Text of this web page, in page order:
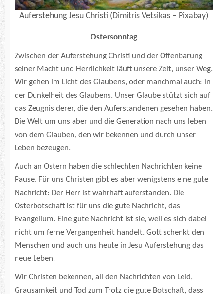
Auferstehung Jesu Christi (Dimitris Vetsikas – Pixabay)
Ostersonntag
Zwischen der Auferstehung Christi und der Offenbarung
seiner Macht und Herrlichkeit läuft unsere Zeit, unser Weg.
Wir gehen im Licht des Glaubens, oder manchmal auch: in
der Dunkelheit des Glaubens. Unser Glaube stützt sich auf
das Zeugnis derer, die den Auferstandenen gesehen haben.
Die Welt um uns aber und die Generation nach uns leben
von dem Glauben, den wir bekennen und durch unser
Leben bezeugen.
Auch an Ostern haben die schlechten Nachrichten keine
Pause. Für uns Christen gibt es aber wenigstens eine gute
Nachricht: Der Herr ist wahrhaft auferstanden. Die
Osterbotschaft ist für uns die gute Nachricht, das
Evangelium. Eine gute Nachricht ist sie, weil es sich dabei
nicht um ferne Vergangenheit handelt. Gott schenkt den
Menschen und auch uns heute in Jesu Auferstehung das
neue Leben.
Wir Christen bekennen, all den Nachrichten von Leid,
Grausamkeit und Tod zum Trotz die gute Botschaft, dass